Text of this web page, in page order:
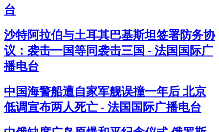
台
沙特阿拉伯与土耳其巴基斯坦签署防务协
议：袭击一国等同袭击三国 - 法国国际广
播电台
中国海警船遭自家军舰误撞一年后 北京
低调宣布两人死亡 - 法国国际广播电台